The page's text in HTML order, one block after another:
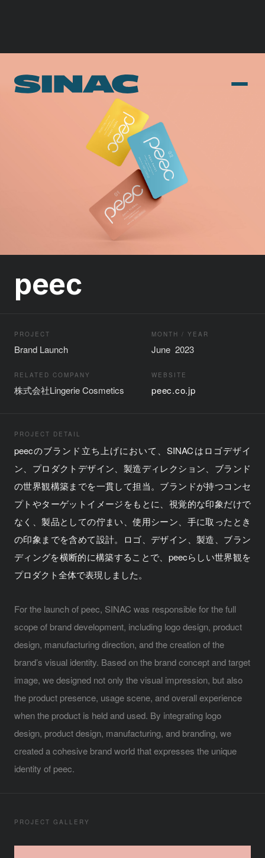
peec
PROJECT
Brand Launch
MONTH / YEAR
June 2023
RELATED COMPANY
株式会社Lingerie Cosmetics
WEBSITE
peec.co.jp
PROJECT DETAIL
peecのブランド立ち上げにおいて、SINACはロゴデザイ
ン、プロダクトデザイン、製造ディレクション、ブランド
の世界観構築までを一貫して担当。ブランドが持つコンセ
プトやターゲットイメージをもとに、視覚的な印象だけで
なく、製品としての佇まい、使用シーン、手に取ったとき
の印象までを含めて設計。ロゴ、デザイン、製造、ブラン
ディングを横断的に構築することで、peecらしい世界観を
プロダクト全体で表現しました。
For the launch of peec, SINAC was responsible for the full
scope of brand development, including logo design, product
design, manufacturing direction, and the creation of the
brand’s visual identity. Based on the brand concept and target
image, we designed not only the visual impression, but also
the product presence, usage scene, and overall experience
when the product is held and used. By integrating logo
design, product design, manufacturing, and branding, we
created a cohesive brand world that expresses the unique
identity of peec.
PROJECT GALLERY